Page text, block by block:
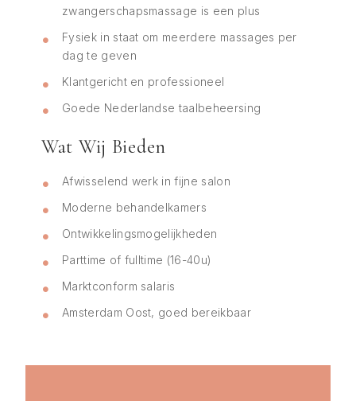
zwangerschapsmassage is een plus
Fysiek in staat om meerdere massages per
dag te geven
Klantgericht en professioneel
Goede Nederlandse taalbeheersing
Wat Wij Bieden
Afwisselend werk in fijne salon
Moderne behandelkamers
Ontwikkelingsmogelijkheden
Parttime of fulltime (16-40u)
Marktconform salaris
Amsterdam Oost, goed bereikbaar